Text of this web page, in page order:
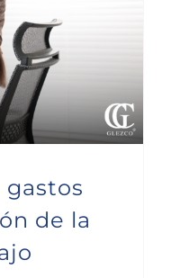
gastos
de la